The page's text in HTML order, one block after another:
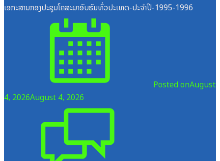
ເອກະສານກອງປະຊຸມໂຄສະນາອົບຮົມທົ່ວປະເທດ-ປະຈໍາປີ-1995-1996
Posted onAugust
4, 2026August 4, 2026